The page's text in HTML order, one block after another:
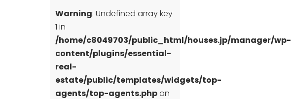
Warning: Undefined array key
1 in
/home/c8049703/public_html/houses.jp/manager/wp-
content/plugins/essential-
real-
estate/public/templates/widgets/top-
agents/top-agents.phpon